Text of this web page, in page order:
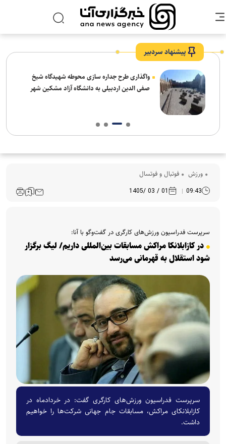
پیشنهاد سردبیر
واگذاری طرح جداره سازی محوطه شهیدگاه شیخ
صفی الدین اردبیلی به دانشگاه آزاد مشکین شهر
ورزش فوتبال و فوتسال
09:43
01 / 03 /1405
سرپرست فدراسیون ورزش‌های کارگری در گفت‌وگو با آنا:
در کازابلانکا مراکش مسابقات بین‌المللی داریم/ لیگ برگزار
شود استقلال به قهرمانی می‌رسد
سرپرست فدراسیون ورزش‌های کارگری گفت: در خردادماه در
کازابلانکای مراکش، مسابقات جام جهانی شرکت‌ها را خواهیم
داشت.